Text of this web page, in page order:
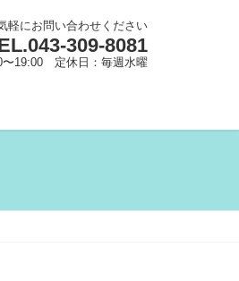
軽にお問い合わせください
043-309-8081
〜19:00 定休日：毎週水曜